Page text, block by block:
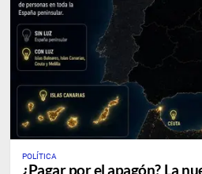
POLÍTICA
¿Pagar por el apagón? La